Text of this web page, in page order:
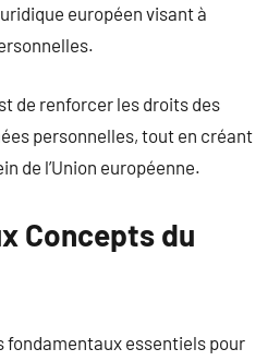
européen visant à
de renforcer les droits des
personnelles, tout en créant
de l’Union européenne.
Concepts du
fondamentaux essentiels pour